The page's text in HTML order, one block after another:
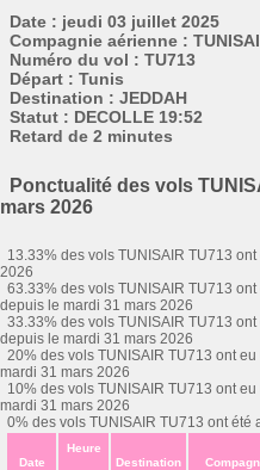
Date : jeudi 03 juillet 2025
Compagnie aérienne :
Numéro du vol : TU713
Départ : Tunis
Destination : JEDDAH
Statut : DECOLLE 19:52
Retard de 2 minutes
Ponctualité des vols
mars 2026
13.33% des vols TUNISAIR TU713
2026
63.33% des vols TUNISAIR TU713
depuis le mardi 31 mars 2026
33.33% des vols TUNISAIR TU713
depuis le mardi 31 mars 2026
20% des vols TUNISAIR TU713 ont
mardi 31 mars 2026
10% des vols TUNISAIR TU713 ont
mardi 31 mars 2026
0% des vols TUNISAIR TU713 ont
Date
Heure
Destination